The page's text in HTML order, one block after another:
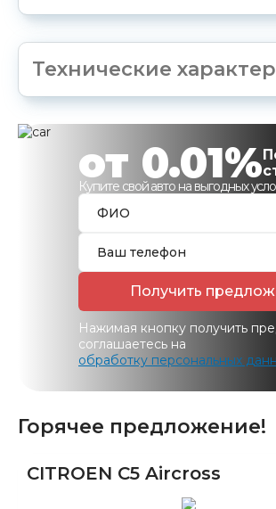
Технические
от 0.01%
Купите свой авто на выгодных
Получить
Нажимая кнопку получить
соглашаетесь на
обработку персональных
Горячее предложение!
CITROEN C5 Aircross